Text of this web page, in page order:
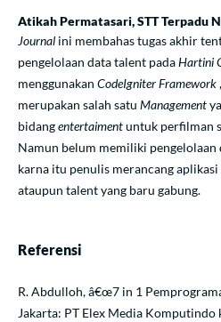
Atikah Permatasari,STT Terpadu
Journalini membahas tugas akhir
pengelolaan data talent padaHartini
menggunakan CodeIgniter Framework,
merupakan salah satu Management
bidangentertaimentuntuk perfilman
Namun belum memiliki pengelolaan
karna itu penulis merancang
ataupun talent yang baru gabung.
Referensi
R. Abdulloh, â€œ7 in 1
Jakarta: PT Elex Media